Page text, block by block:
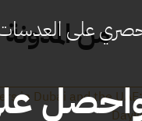
من المدونة
على العدسات